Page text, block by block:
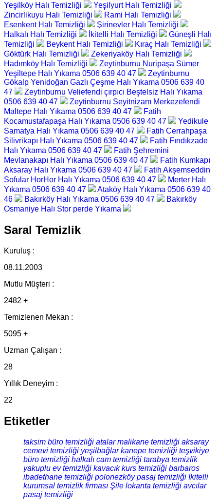
Yeşilköy Halı Temizliği
Yeşilyurt Halı Temizliği
Zincirlikuyu Halı Temizliği
Rami Halı Temizliği
Esenkent Halı Temizliği
Şirinevler Halı Temizliği
Halkalı Halı Temizliği
İkitelli Halı Temizliği
Güneşli Halı
Temizliği
Beykent Halı Temizliği
Kıraç Halı Temizliği
Göktürk Halı Temizliği
Zekeriyaköy Halı Temizliği
Hadımköy Halı Temizliği
Zeytinburnu Nuripaşa Sümer
Yeşiltepe Halı Yıkama 0506 639 40 47
Zeytinburnu
Gökalp Yenidoğan Gazlı Çeşme Halı Yıkama 0506 639 40
47
Zeytinburnu Veliefendi çırpıcı Beştelsiz Halı Yıkama
0506 639 40 47
Zeytinburnu Seyitnizam Merkezefendi
Maltepe Halı Yıkama 0506 639 40 47
Fatih
Kocamustafapaşa Halı Yıkama 0506 639 40 47
Yedikule
Samatya Halı Yıkama 0506 639 40 47
Fatih Cerrahpaşa
Silivrikapı Halı Yıkama 0506 639 40 47
Fatih Fındıkzade
Halı Yıkama 0506 639 40 47
Fatih Şehremini
Mevlanakapı Halı Yıkama 0506 639 40 47
Fatih Kumkapı
Aksaray Halı Yıkama 0506 639 40 47
Fatih Akşemseddin
Sofular HorHor Halı Yıkama 0506 639 40 47
Merter Halı
Yıkama 0506 639 40 47
Ataköy Halı Yıkama 0506 639 40
46
Bakırköy Halı Yıkama 0506 639 40 47
Bakırköy
Osmaniye Halı Stor perde Yıkama
Saral Temizlik
Kuruluş :
08.11.2003
Mutlu Müşteri :
2482 +
Temizlenen Mekan :
5095 +
Uzman Çalışan :
28
Yıllık Deneyim :
22
Etiketler
taksim büro temizliği atalar malikane temizliği aksaray
cemevi temizliği yeşilbağlar kanepe temizliği teşvikiye
büro temizliği halkalı cam temizliği tarabya temizlik
yakuplu ev temizliği kavacık kurs temizliği barbaros
ibadethane temizliği polonezköy pasaj temizliği İkitelli
kurumsal temizlik firması Şile lokanta temizliği avcılar
pasaj temizliği